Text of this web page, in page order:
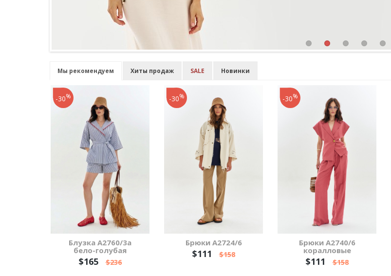
Мы рекомендуем Хиты продаж SALE Новинки
Блузка А2760/3а
бело-голубая
$165 $236
-30%
Брюки А2724/6
$111 $158
-30%
Брюки А2740/6
коралловые
$111 $158
-30%